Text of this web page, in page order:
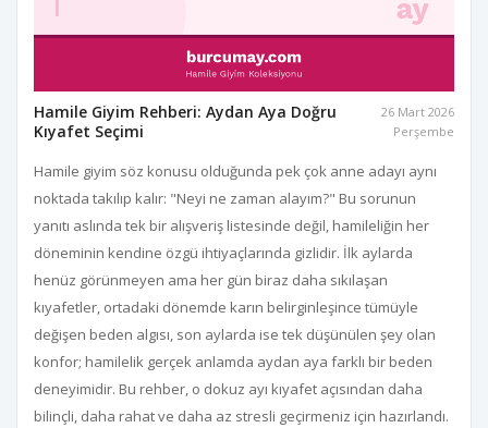
Hamile Giyim Rehberi: Aydan Aya Doğru
Kıyafet Seçimi
26 Mart 2026
Perşembe
Hamile giyim söz konusu olduğunda pek çok anne adayı aynı
noktada takılıp kalır: "Neyi ne zaman alayım?" Bu sorunun
yanıtı aslında tek bir alışveriş listesinde değil, hamileliğin her
döneminin kendine özgü ihtiyaçlarında gizlidir. İlk aylarda
henüz görünmeyen ama her gün biraz daha sıkılaşan
kıyafetler, ortadaki dönemde karın belirginleşince tümüyle
değişen beden algısı, son aylarda ise tek düşünülen şey olan
konfor; hamilelik gerçek anlamda aydan aya farklı bir beden
deneyimidir. Bu rehber, o dokuz ayı kıyafet açısından daha
bilinçli, daha rahat ve daha az stresli geçirmeniz için hazırlandı.